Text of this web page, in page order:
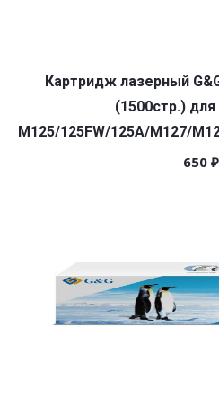
Картридж лазерный
(1500стр.)
M125/125FW/125A/M127/
650 ₽